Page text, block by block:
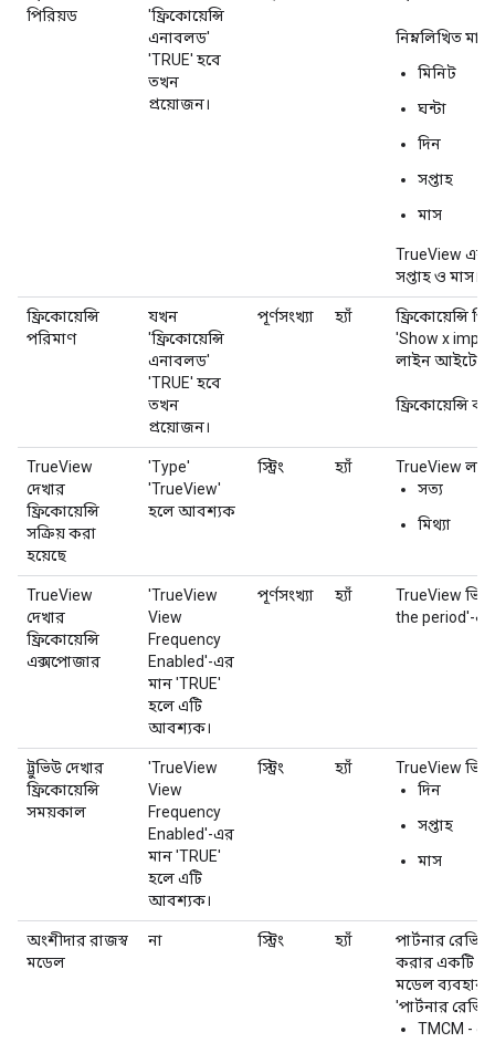
পিরিয়ড
'ফ্রিকোয়েন্সি
এনাবলড'
'TRUE' হবে
তখন
প্রয়োজন।
নিম্নলিখিত
মিনিট
ঘন্টা
দিন
সপ্তাহ
মাস
TrueView
সপ্তাহ ও মাস।
ফ্রিকোয়েন্সি
পরিমাণ
যখন
'ফ্রিকোয়েন্সি
এনাবলড'
'TRUE' হবে
তখন
প্রয়োজন।
পূর্ণসংখ্যা হ্যাঁ
ফ্রিকোয়েন্সি
'Show x
লাইন
ফ্রিকোয়েন্সি
TrueView
দেখার
ফ্রিকোয়েন্সি
সক্রিয় করা
হয়েছে
'Type'
'TrueView'
হলে আবশ্যক
স্ট্রিং হ্যাঁ
TrueView
সত্য
মিথ্যা
TrueView
দেখার
ফ্রিকোয়েন্সি
এক্সপোজার
'TrueView
View
Frequency
Enabled'-এর
মান 'TRUE'
হলে এটি
আবশ্যক।
পূর্ণসংখ্যা হ্যাঁ
TrueView
the period'-এর
ট্রুভিউ দেখার
ফ্রিকোয়েন্সি
সময়কাল
'TrueView
View
Frequency
Enabled'-এর
মান 'TRUE'
হলে এটি
আবশ্যক।
স্ট্রিং হ্যাঁ
TrueView ভিউ-
দিন
সপ্তাহ
মাস
অংশীদার রাজস্ব
মডেল
না স্ট্রিং হ্যাঁ
পার্টনার
করার একটি
মডেল ব্যবহার
'পার্টনার
TMCM -